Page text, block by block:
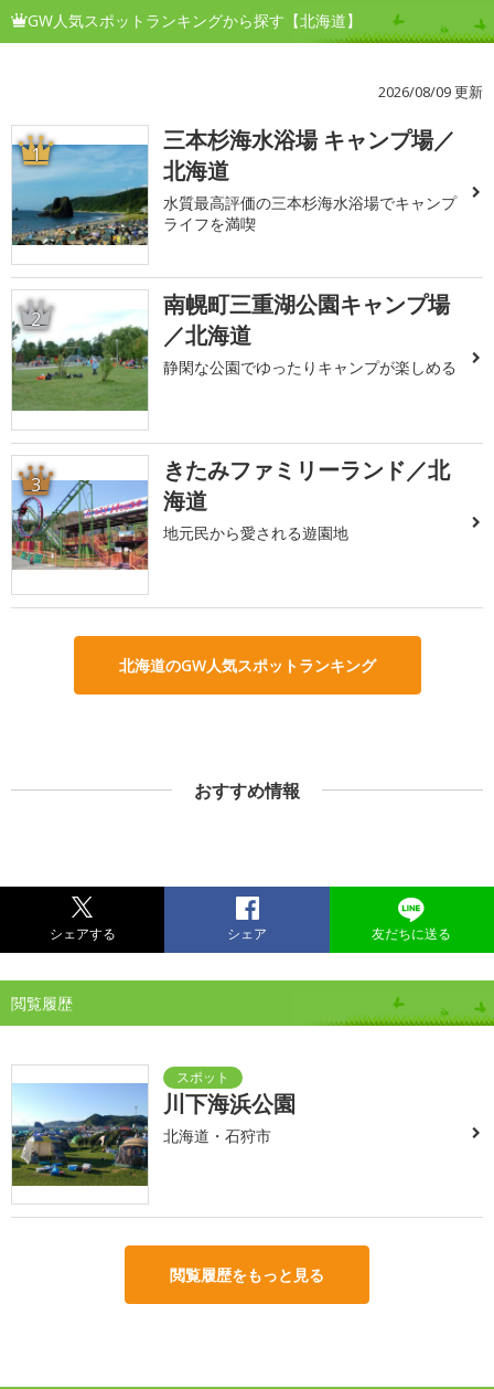
GW人気スポットランキングから探す【北海道】
2026/08/09 更新
1
三本杉海水浴場 キャンプ場／
北海道
水質最高評価の三本杉海水浴場でキャンプ
ライフを満喫
2
南幌町三重湖公園キャンプ場
／北海道
静閑な公園でゆったりキャンプが楽しめる
3
きたみファミリーランド／北
海道
地元民から愛される遊園地
北海道のGW人気スポットランキング
おすすめ情報
シェアする シェア 友だちに送る
閲覧履歴
川下海浜公園
北海道・石狩市
閲覧履歴をもっと見る